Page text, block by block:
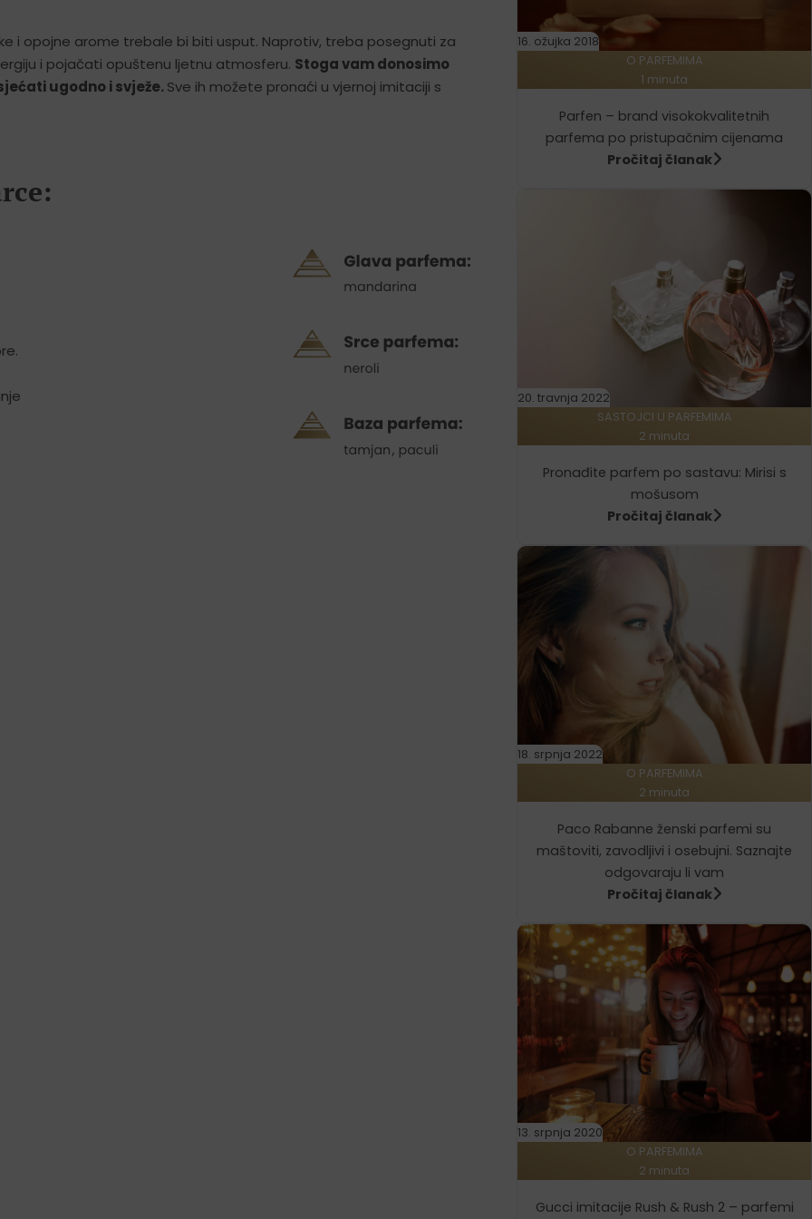
i opojne arome trebale bi biti usput. Naprotiv, treba posegnuti za
i pojačati opuštenu ljetnu atmosferu. Stoga vam donosimo
ugodno i svježe.Sve ih možete pronaći u vjernoj imitaciji s
16. ožujka 2018
O PARFEMIMA
1 minuta
Parfen – brand visokokvalitetnih
parfema po pristupačnim cijenama
Pročitaj članak
20. travnja 2022
SASTOJCI U PARFEMIMA
2 minuta
Pronađite parfem po sastavu: Mirisi s
mošusom
Pročitaj članak
18. srpnja 2022
O PARFEMIMA
2 minuta
Paco Rabanne ženski parfemi su
maštoviti, zavodljivi i osebujni. Saznajte
odgovaraju li vam
Pročitaj članak
13. srpnja 2020
O PARFEMIMA
2 minuta
Gucci imitacije Rush & Rush 2 – parfemi